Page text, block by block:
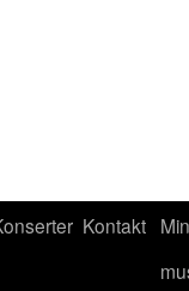
Kontakt Min